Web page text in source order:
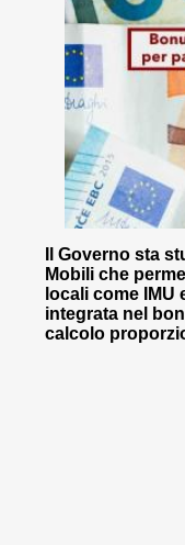
Il Governo sta
Mobili che
locali come IMU
integrata nel
calcolo